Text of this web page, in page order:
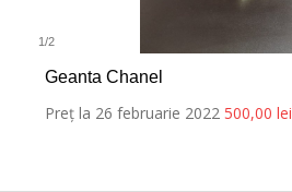
1 /2
Geanta Chanel
Preț la 26 februarie 2022 500,00 lei